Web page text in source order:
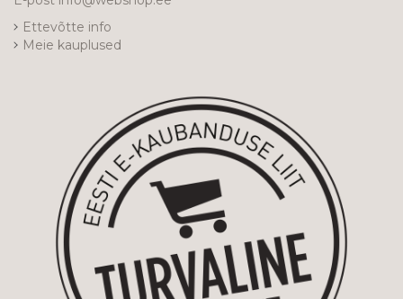
Ettevõtte info
Meie kauplused